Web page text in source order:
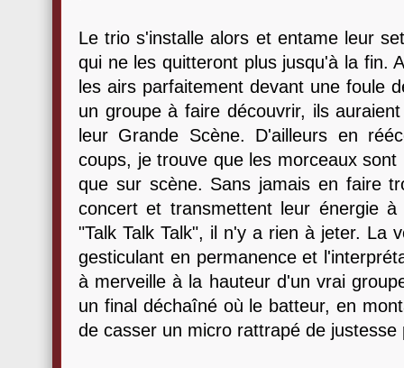
Le trio s'installe alors et entame leur
qui ne les quitteront plus jusqu'à la fin.
les airs parfaitement devant une foule
un groupe à faire découvrir, ils
leur Grande Scène. D'ailleurs en
coups, je trouve que les morceaux
que sur scène. Sans jamais en faire
concert et transmettent leur énergie
"Talk Talk Talk", il n'y a rien à jeter. La
gesticulant en permanence et
à merveille à la hauteur d'un vrai
un final déchaîné où le batteur, en
de casser un micro rattrapé de justesse